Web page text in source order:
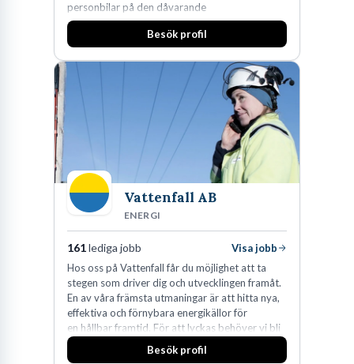
personbilar på den dåvarande
huvudanläggningen i Värnamo. Sedan dess har
man expanderat kraftigt genom ett antal
den största privata återförsäljaren av Volvo
Lastvagnar och finns representerade på 20
orter i södra Sverige.
Besök profil
Vattenfall AB
ENERGI
161lediga jobb
Visa jobb
Hos oss på Vattenfall får du möjlighet att ta
stegen som driver dig och utvecklingen framåt.
En av våra främsta utmaningar är att hitta nya,
effektiva och förnybara energikällor för
en hållbar framtid. För att lyckas behöver vi bli
fler medarbetare som vill göra skillnad.
Besök profil